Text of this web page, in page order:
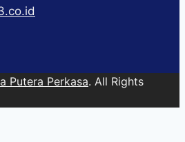
Putera Perkasa. All Rights